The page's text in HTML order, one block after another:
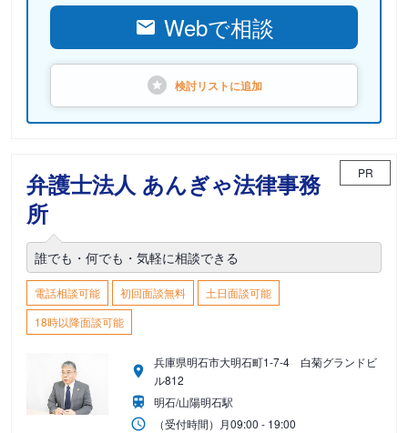
Webで相談
検討リストに追加
弁護士法人 あんぎゃ法律事務
所
PR
誰でも・何でも・気軽に相談できる
電話相談可能 初回面談無料
土日面談可能
18時以降面談可能
兵庫県明石市大明石町1-7-4 白菊グランドビ
ル812
明石/山陽明石駅
（受付時間） 月09:00 - 19:00